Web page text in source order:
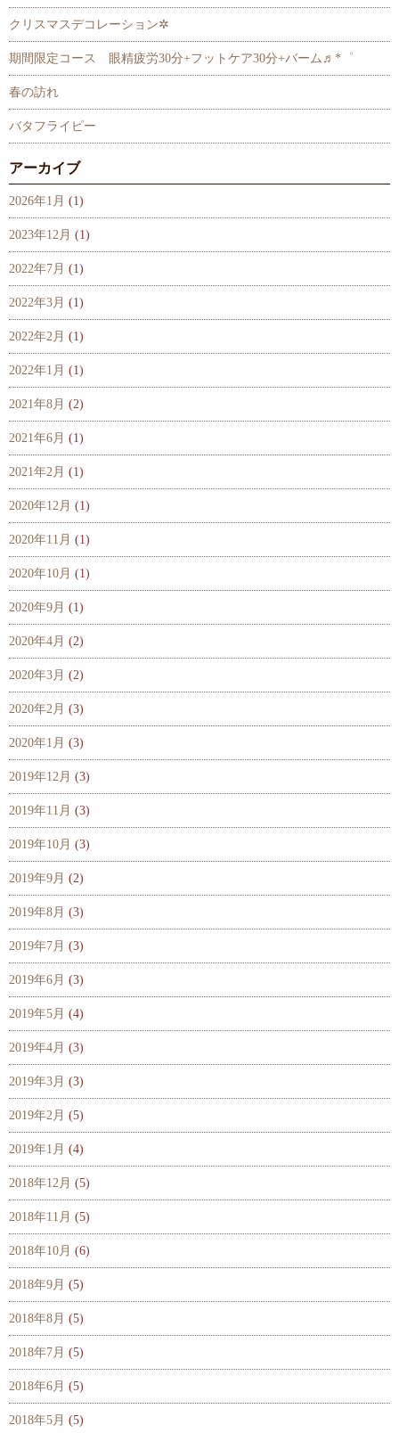
クリスマスデコレーション✲
期間限定コース 眼精疲労30分+フットケア30分+バーム♬*゜
春の訪れ
バタフライピー
アーカイブ
2026年1月 (1)
2023年12月 (1)
2022年7月 (1)
2022年3月 (1)
2022年2月 (1)
2022年1月 (1)
2021年8月 (2)
2021年6月 (1)
2021年2月 (1)
2020年12月 (1)
2020年11月 (1)
2020年10月 (1)
2020年9月 (1)
2020年4月 (2)
2020年3月 (2)
2020年2月 (3)
2020年1月 (3)
2019年12月 (3)
2019年11月 (3)
2019年10月 (3)
2019年9月 (2)
2019年8月 (3)
2019年7月 (3)
2019年6月 (3)
2019年5月 (4)
2019年4月 (3)
2019年3月 (3)
2019年2月 (5)
2019年1月 (4)
2018年12月 (5)
2018年11月 (5)
2018年10月 (6)
2018年9月 (5)
2018年8月 (5)
2018年7月 (5)
2018年6月 (5)
2018年5月 (5)